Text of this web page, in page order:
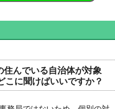
んでいる自治体が対象
こに聞けばいいですか？